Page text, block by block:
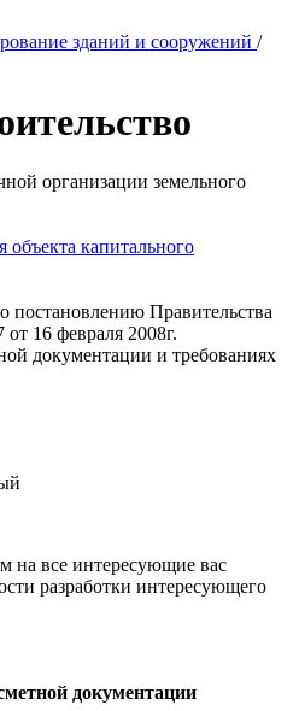
зданий и сооружений /
организации земельного
капитального
постановлению Правительства
16 февраля 2008г.
документации и требованиях
на все интересующие вас
разработки интересующего
документации